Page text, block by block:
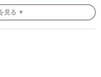
見る ▼